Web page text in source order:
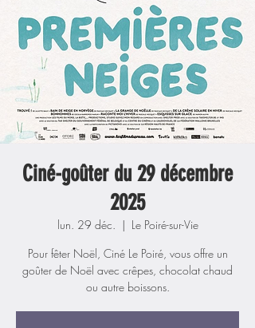
Ciné-goûter du 29 décembre
2025
lun. 29 déc.
  |
Le Poiré-sur-Vie
Pour fêter Noël, Ciné Le Poiré, vous offre un
goûter de Noël avec crêpes, chocolat chaud
ou autre boissons.